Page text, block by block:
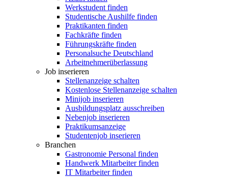
Werkstudent finden
Studentische Aushilfe finden
Praktikanten finden
Fachkräfte finden
Führungskräfte finden
Personalsuche Deutschland
Arbeitnehmerüberlassung
Job inserieren
Stellenanzeige schalten
Kostenlose Stellenanzeige schalten
Minijob inserieren
Ausbildungsplatz ausschreiben
Nebenjob inserieren
Praktikumsanzeige
Studentenjob inserieren
Branchen
Gastronomie Personal finden
Handwerk Mitarbeiter finden
IT Mitarbeiter finden